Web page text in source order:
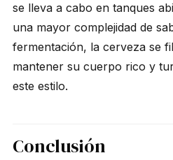
se lleva a cabo en tanques
una mayor complejidad de
fermentación, la cerveza se
mantener su cuerpo rico y
este estilo.
Conclusión